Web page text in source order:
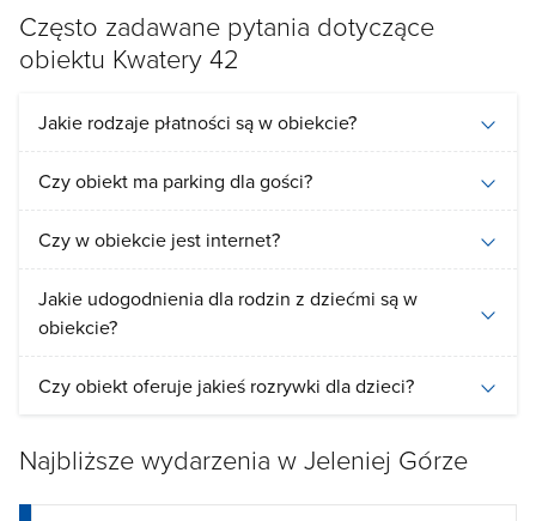
Często zadawane pytania dotyczące
obiektu Kwatery 42
Jakie rodzaje płatności są w obiekcie?
Czy obiekt ma parking dla gości?
Czy w obiekcie jest internet?
Jakie udogodnienia dla rodzin z dziećmi są w
obiekcie?
Czy obiekt oferuje jakieś rozrywki dla dzieci?
Najbliższe wydarzenia w Jeleniej Górze